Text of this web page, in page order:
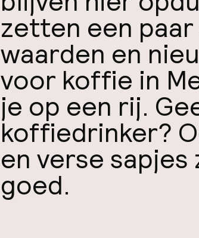
zetten een
waarden en
voor koffie in
je op een rij.
koffiedrinker?
en verse
goed.